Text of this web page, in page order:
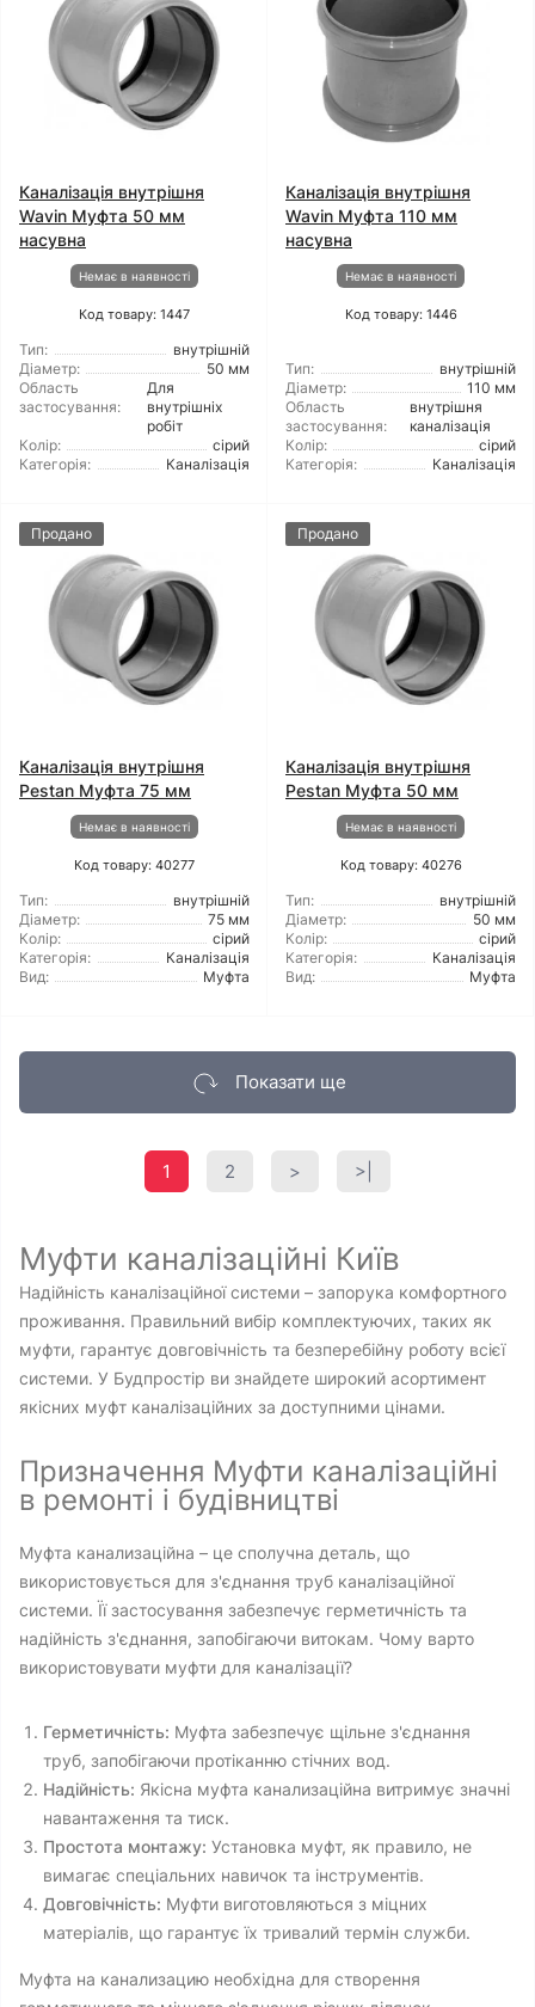
Каналізація внутрішня
Wavin Муфта 50 мм
насувна
Немає в наявності
Код товару: 1447
Тип:
внутрішній
Діаметр:
50 мм
Область
застосування:
Для
внутрішніх
робіт
Колір:
сірий
Категорія:
Каналізація
Каналізація внутрішня
Wavin Муфта 110 мм
насувна
Немає в наявності
Код товару: 1446
Тип:
внутрішній
Діаметр:
110 мм
Область
застосування:
внутрішня
каналізація
Колір:
сірий
Категорія:
Каналізація
Продано
Каналізація внутрішня
Pestan Муфта 75 мм
Немає в наявності
Код товару: 40277
Тип:
внутрішній
Діаметр:
75 мм
Колір:
сірий
Категорія:
Каналізація
Вид:
Муфта
Продано
Каналізація внутрішня
Pestan Муфта 50 мм
Немає в наявності
Код товару: 40276
Тип:
внутрішній
Діаметр:
50 мм
Колір:
сірий
Категорія:
Каналізація
Вид:
Муфта
Показати ще
1 2 > >|
Муфти каналізаційні Київ
Надійність каналізаційної системи – запорука комфортного
проживання. Правильний вибір комплектуючих, таких як
муфти, гарантує довговічність та безперебійну роботу всієї
системи. У Будпростір ви знайдете широкий асортимент
якісних муфт каналізаційних за доступними цінами.
Призначення Муфти каналізаційні
в ремонті і будівництві
Муфта канализаційна – це сполучна деталь, що
використовується для з'єднання труб каналізаційної
системи. Її застосування забезпечує герметичність та
надійність з'єднання, запобігаючи витокам. Чому варто
використовувати муфти для каналізації?
Герметичність: Муфта забезпечує щільне з'єднання
труб, запобігаючи протіканню стічних вод.
Надійність: Якісна муфта канализаційна витримує значні
навантаження та тиск.
Простота монтажу: Установка муфт, як правило, не
вимагає спеціальних навичок та інструментів.
Довговічність: Муфти виготовляються з міцних
матеріалів, що гарантує їх тривалий термін служби.
Муфта на канализацию необхідна для створення